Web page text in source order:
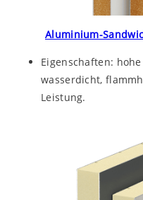
Aluminium-
Eigenschaften:
wasserdicht,
Leistung.